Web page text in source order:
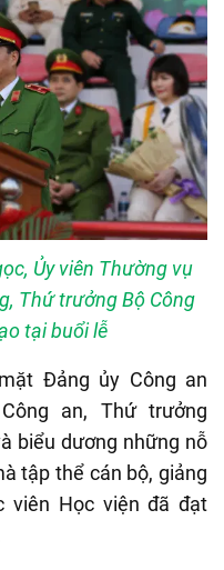
Ủy viên Thường vụ
Thứ trưởng Bộ Công
tại buổi lễ
Đảng ủy Công an
an, Thứ trưởng
biểu dương những nỗ
tập thể cán bộ, giảng
viên Học viện đã đạt